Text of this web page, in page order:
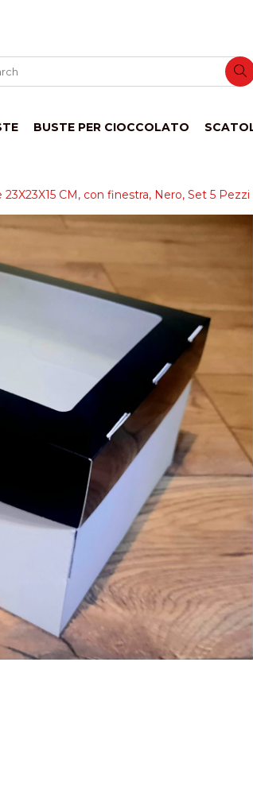
BUSTE PER CIOCCOLATO
CM, con finestra, Nero, Set 5 Pezzi